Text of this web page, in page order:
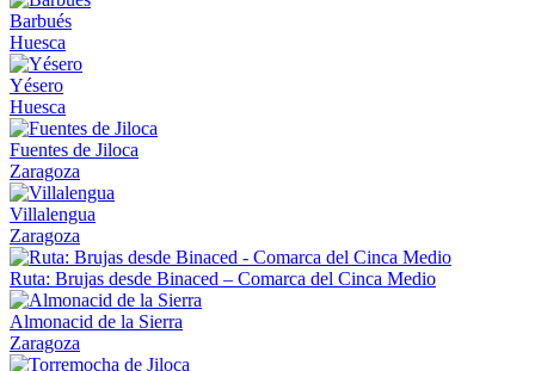
Barbués
Huesca
Yésero
Huesca
Fuentes de Jiloca
Zaragoza
Villalengua
Zaragoza
Ruta: Brujas desde Binaced – Comarca del Cinca Medio
Almonacid de la Sierra
Zaragoza